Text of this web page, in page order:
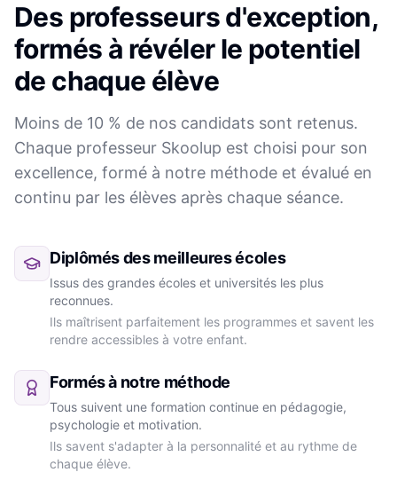
Des professeurs d'exception,
formés à révéler le potentiel
de chaque élève
Moins de 10 % de nos candidats sont retenus.
Chaque professeur Skoolup est choisi pour son
excellence, formé à notre méthode et évalué en
continu par les élèves après chaque séance.
Diplômés des meilleures écoles
Issus des grandes écoles et universités les plus
reconnues.
Ils maîtrisent parfaitement les programmes et savent les
rendre accessibles à votre enfant.
Formés à notre méthode
Tous suivent une formation continue en pédagogie,
psychologie et motivation.
Ils savent s'adapter à la personnalité et au rythme de
chaque élève.